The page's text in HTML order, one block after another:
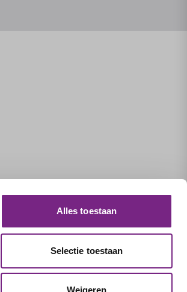
Alles toestaan
Selectie toestaan
Weigeren